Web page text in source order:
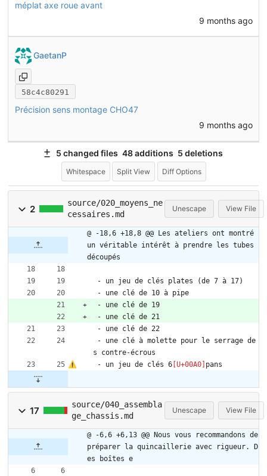
méplat axe roue avant
9 months ago
GaetanP
58c4c80291
Précision sens montage CHO47
9 months ago
5 changed files 48 additions 5 deletions
Whitespace Split View Diff Options
2
source/020_moyens_ne
cessaires.md
Unescape View File
@ -18,6 +18,8 @@ Les ateliers ont montré
un véritable intérêt à prendre les tubes
découpés
- un jeu de clés plates (de 7 à 17)
- une clé de 10 à pipe
- une clé de 19
- une clé de 21
- une clé de 22
s contre-écrous
- un jeu de clés 6
pans
17
source/040_assembla
ge_chassis.md
Unescape View File
@ -6,6 +6,13 @@ Nous vous recommandons de
préparer la quincaillerie avec rigueur. D
es boîtes e